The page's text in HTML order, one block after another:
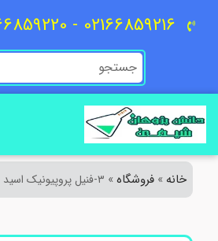
02166859216 - 66859220 - 09129618292
خانه»فروشگاه»۳-فنیل پروپیونیک اسید